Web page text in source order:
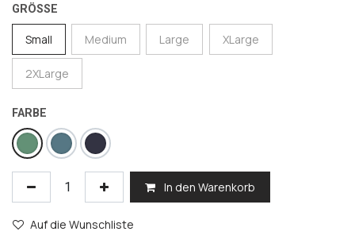
GRÖSSE
Small Medium Large XLarge
2XLarge
FARBE
In den Warenkorb
Auf die Wunschliste